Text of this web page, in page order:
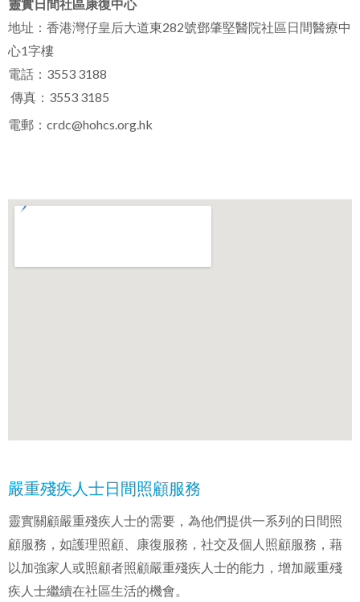
靈實日間社區康復中心
地址：香港灣仔皇后大道東282號鄧肇堅醫院社區日間醫療中
心1字樓
電話：3553 3188
傳真：3553 3185
電郵： crdc@hohcs.org.hk
嚴重殘疾人士日間照顧服務
靈實關顧嚴重殘疾人士的需要，為他們提供一系列的日間照
顧服務，如護理照顧、康復服務，社交及個人照顧服務，藉
以加強家人或照顧者照顧嚴重殘疾人士的能力，增加嚴重殘
疾人士繼續在社區生活的機會。